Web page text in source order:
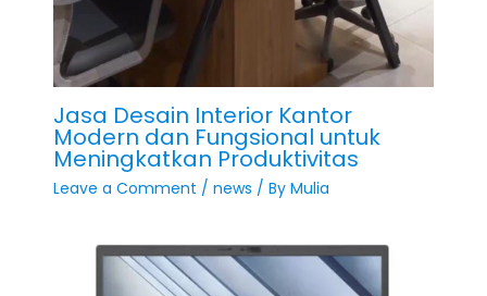
Jasa Desain Interior Kantor
Modern dan Fungsional untuk
Meningkatkan Produktivitas
Leave a Comment / news / By Mulia